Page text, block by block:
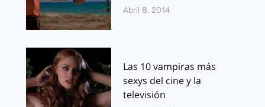
Abril 8, 2014
Las 10 vampiras más
sexys del cine y la
televisión